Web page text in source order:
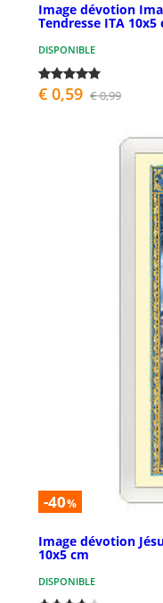
Image dévotion
Tendresse ITA 10x5
DISPONIBLE
€ 0,59 € 0,99
-40%
Image dévotion
10x5 cm
DISPONIBLE